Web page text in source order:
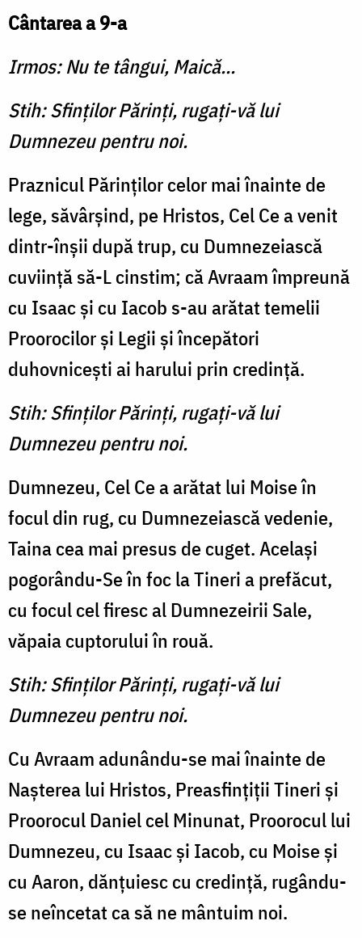
Cântarea a 9-a
Irmos: Nu te tângui, Maică...
Stih: Sfinţilor Părinţi, rugaţi-vă lui
Dumnezeu pentru noi.
Praznicul Părinţilor celor mai înainte de
lege, să­vârşind, pe Hristos, Cel Ce a venit
dintr-înşii după trup, cu Dumnezeiască
cuviinţă să-L cinstim; că Avraam împreună
cu Isaac şi cu Iacob s-au arătat temelii
Proorocilor şi Legii şi începători
duhovniceşti ai ha­rului prin credinţă.
Stih: Sfinţilor Părinţi, rugaţi-vă lui
Dumnezeu pentru noi.
Dumnezeu, Cel Ce a arătat lui Moise în
focul din rug, cu Dumnezeiască vedenie,
Taina cea mai presus de cuget. Acelaşi
pogorându-Se în foc la Tineri a prefăcut,
cu focul cel firesc al Dumnezeirii Sale,
văpaia cup­torului în rouă.
Stih: Sfinţilor Părinţi, rugaţi-vă lui
Dumnezeu pentru noi.
Cu Avraam adunându-se mai înainte de
Naşterea lui Hristos, Preasfinţiţii Tineri şi
Proorocul Daniel cel Minunat, Proorocul lui
Dum­nezeu, cu Isaac şi Iacob, cu Moise şi
cu Aaron, dănţuiesc cu credinţă, rugându-
se neîncetat ca să ne mântuim noi.